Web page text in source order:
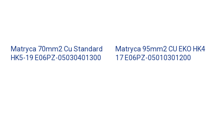
Matryca 70mm2 Cu Standard
HK5-19 E06PZ-05030401300
Matryca 95mm2 CU EKO HK4
17 E06PZ-05010301200